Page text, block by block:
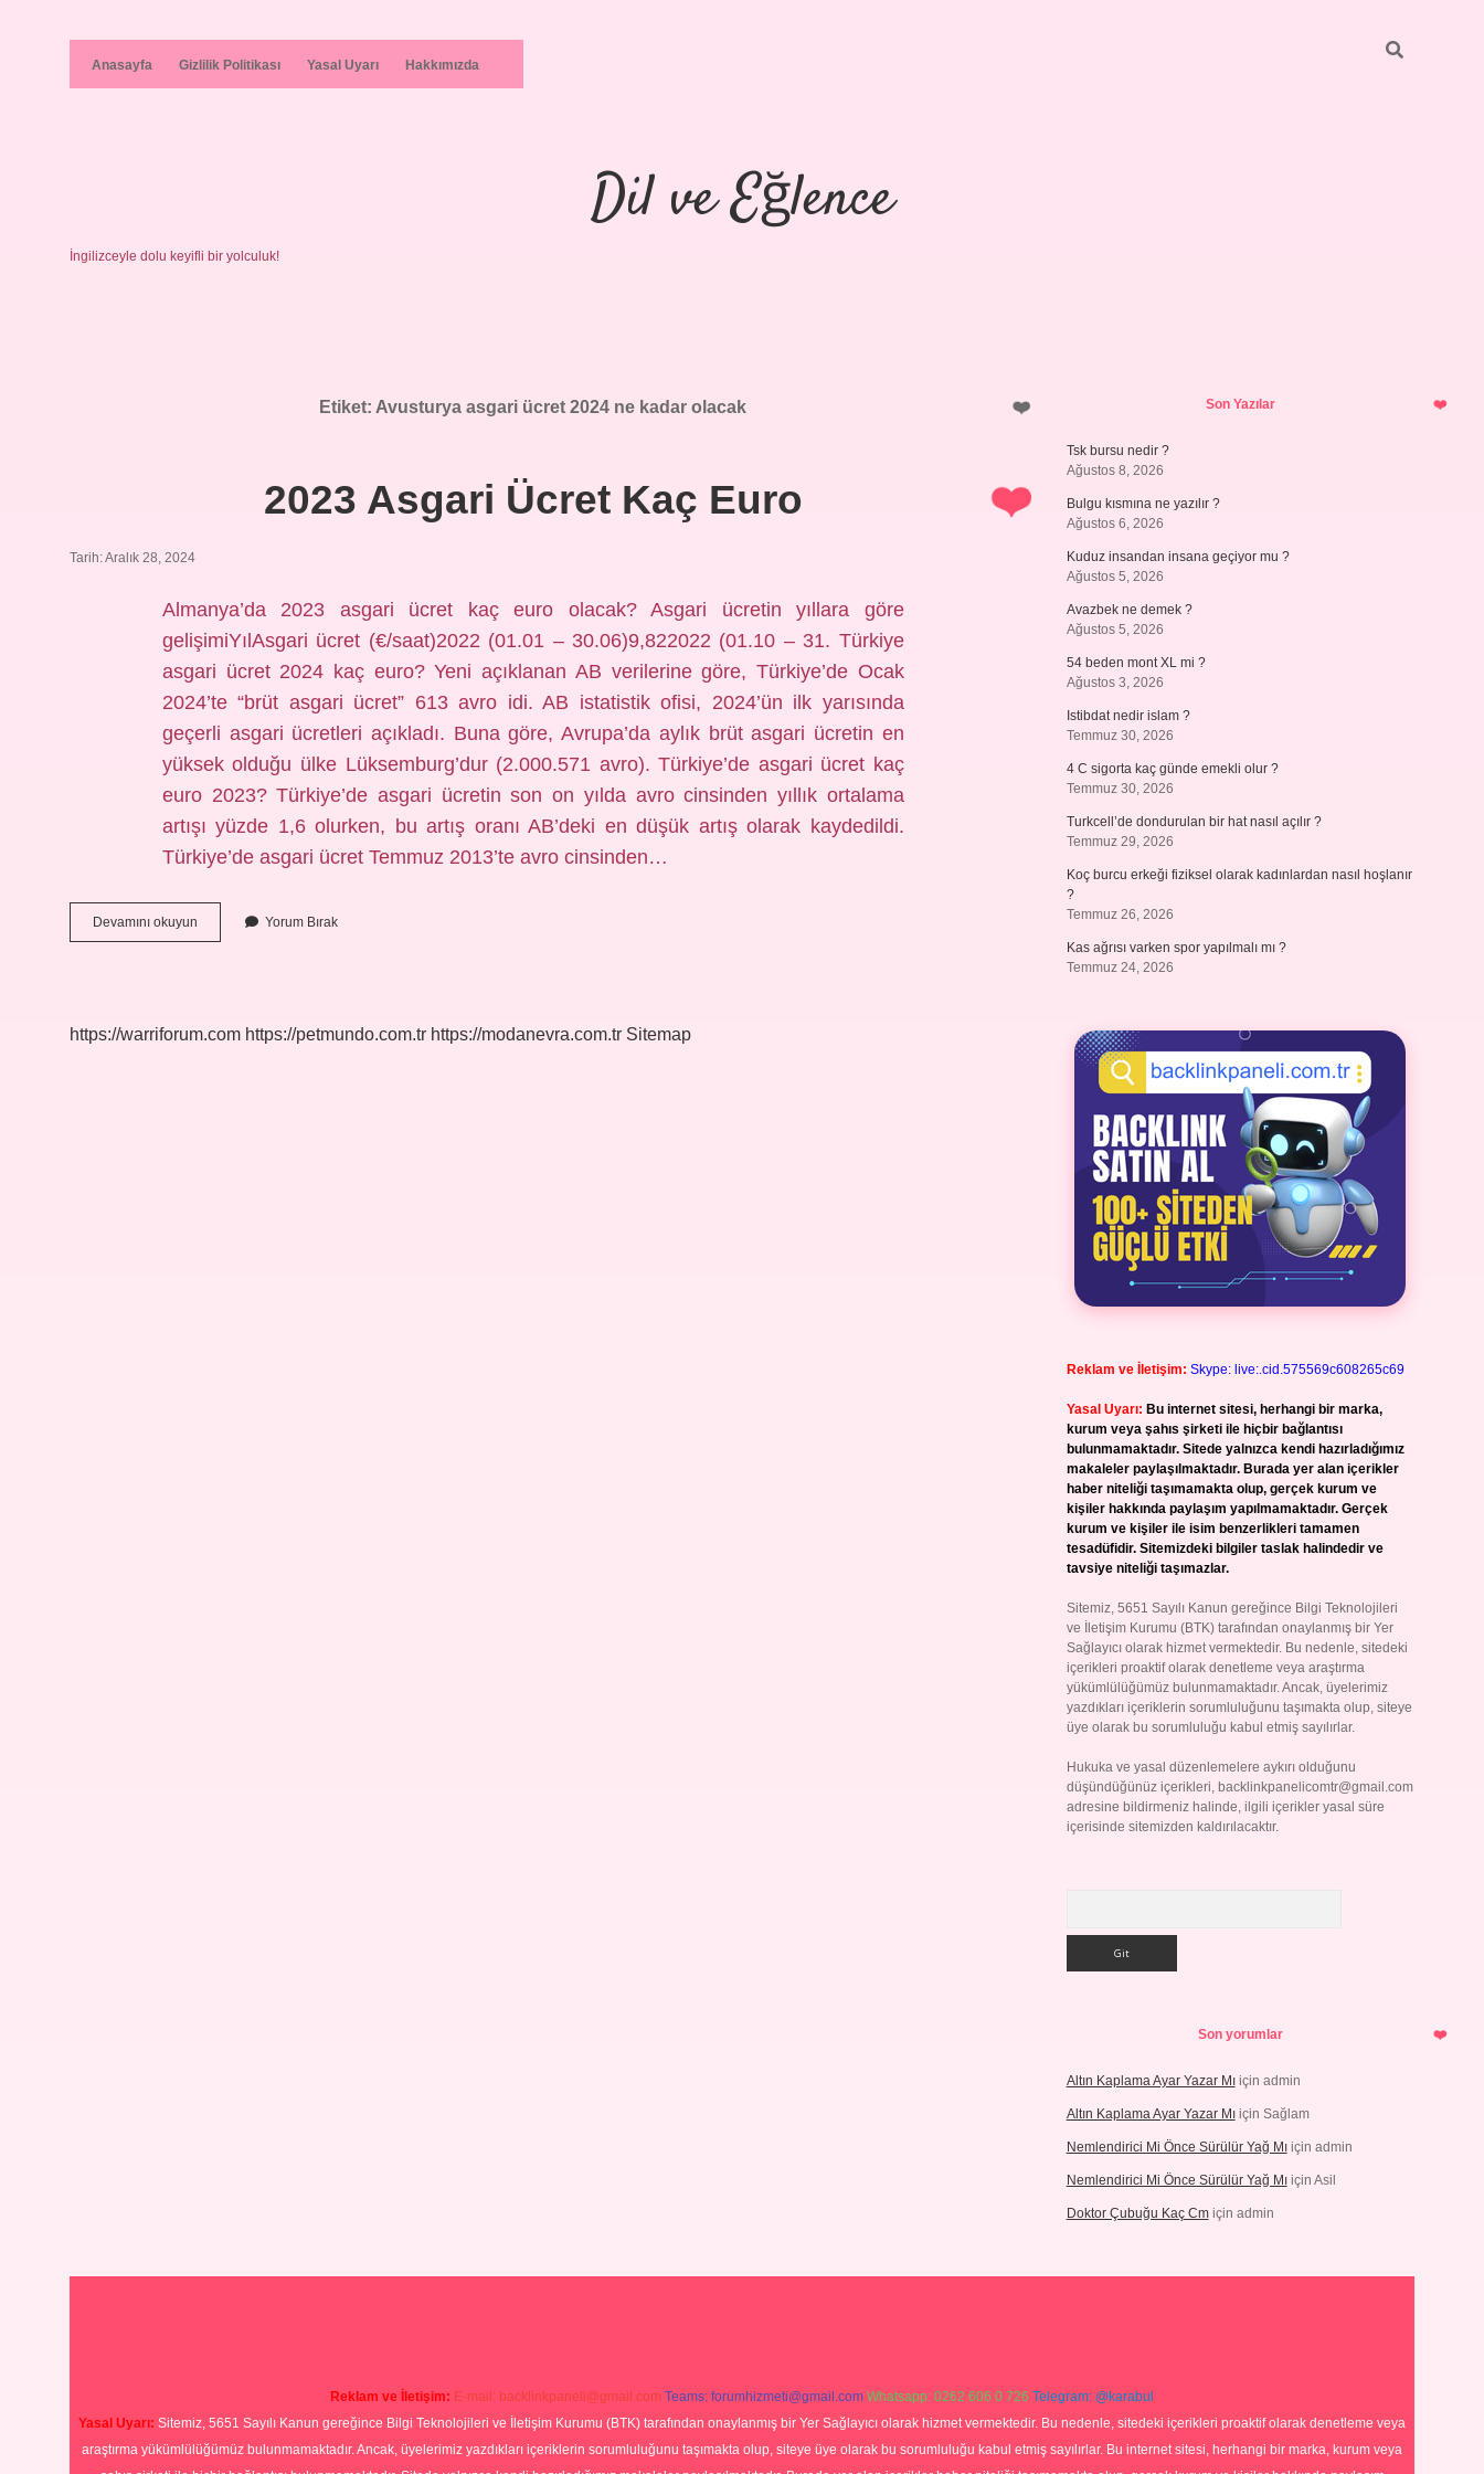
Anasayfa Gizlilik Politikası Yasal Uyarı Hakkımızda
Dil ve Eğlence
İngilizceyle dolu keyifli bir yolculuk!
Etiket: Avusturya asgari ücret 2024 ne kadar olacak
2023 Asgari Ücret Kaç Euro
Tarih: Aralık 28, 2024
Almanya’da 2023 asgari ücret kaç euro olacak? Asgari ücretin yıllara göre
gelişimiYılAsgari ücret (€/saat)2022 (01.01 – 30.06)9,822022 (01.10 – 31. Türkiye
asgari ücret 2024 kaç euro? Yeni açıklanan AB verilerine göre, Türkiye’de Ocak
2024’te “brüt asgari ücret” 613 avro idi. AB istatistik ofisi, 2024’ün ilk yarısında
geçerli asgari ücretleri açıkladı. Buna göre, Avrupa’da aylık brüt asgari ücretin en
yüksek olduğu ülke Lüksemburg’dur (2.000.571 avro). Türkiye’de asgari ücret kaç
euro 2023? Türkiye’de asgari ücretin son on yılda avro cinsinden yıllık ortalama
artışı yüzde 1,6 olurken, bu artış oranı AB’deki en düşük artış olarak kaydedildi.
Türkiye’de asgari ücret Temmuz 2013’te avro cinsinden…
Devamını okuyun
Asgari
Yorum Bırak
https://warriforum.com https://petmundo.com.tr https://modanevra.com.tr Sitemap
SidebarSon Yazılar
Tsk bursu nedir ?
Ağustos 8, 2026
Bulgu kısmına ne yazılır ?
Ağustos 6, 2026
Kuduz insandan insana geçiyor mu ?
Ağustos 5, 2026
Avazbek ne demek ?
Ağustos 5, 2026
54 beden mont XL mi ?
Ağustos 3, 2026
Istibdat nedir islam ?
Temmuz 30, 2026
4 C sigorta kaç günde emekli olur ?
Temmuz 30, 2026
Turkcell’de dondurulan bir hat nasıl açılır ?
Temmuz 29, 2026
Koç burcu erkeği fiziksel olarak kadınlardan nasıl hoşlanır
?
Temmuz 26, 2026
Kas ağrısı varken spor yapılmalı mı ?
Temmuz 24, 2026
Reklam ve İletişim: Skype: live:.cid.575569c608265c69
Yasal Uyarı: Bu internet sitesi, herhangi bir marka,
kurum veya şahıs şirketi ile hiçbir bağlantısı
bulunmamaktadır. Sitede yalnızca kendi hazırladığımız
makaleler paylaşılmaktadır. Burada yer alan içerikler
haber niteliği taşımamakta olup, gerçek kurum ve
kişiler hakkında paylaşım yapılmamaktadır. Gerçek
kurum ve kişiler ile isim benzerlikleri tamamen
tesadüfidir. Sitemizdeki bilgiler taslak halindedir ve
tavsiye niteliği taşımazlar.
Sitemiz, 5651 Sayılı Kanun gereğince Bilgi Teknolojileri
ve İletişim Kurumu (BTK) tarafından onaylanmış bir Yer
Sağlayıcı olarak hizmet vermektedir. Bu nedenle, sitedeki
içerikleri proaktif olarak denetleme veya araştırma
yükümlülüğümüz bulunmamaktadır. Ancak, üyelerimiz
yazdıkları içeriklerin sorumluluğunu taşımakta olup, siteye
üye olarak bu sorumluluğu kabul etmiş sayılırlar.
Hukuka ve yasal düzenlemelere aykırı olduğunu
düşündüğünüz içerikleri, backlinkpanelicomtr@gmail.com
adresine bildirmeniz halinde, ilgili içerikler yasal süre
içerisinde sitemizden kaldırılacaktır.
Son yorumlar
Altın Kaplama Ayar Yazar Mıiçin admin
Altın Kaplama Ayar Yazar Mıiçin Sağlam
Nemlendirici Mi Önce Sürülür Yağ Mıiçin admin
Nemlendirici Mi Önce Sürülür Yağ Mıiçin Asil
Doktor Çubuğu Kaç Cmiçin admin
Reklam ve İletişim: E-mail: backlinkpaneli@gmail.com Teams: forumhizmeti@gmail.com Whatsapp: 0262 606 0 726 Telegram: @karabul
Yasal Uyarı: Sitemiz, 5651 Sayılı Kanun gereğince Bilgi Teknolojileri ve İletişim Kurumu (BTK) tarafından onaylanmış bir Yer Sağlayıcı olarak hizmet vermektedir. Bu nedenle, sitedeki içerikleri proaktif olarak denetleme veya
araştırma yükümlülüğümüz bulunmamaktadır. Ancak, üyelerimiz yazdıkları içeriklerin sorumluluğunu taşımakta olup, siteye üye olarak bu sorumluluğu kabul etmiş sayılırlar. Bu internet sitesi, herhangi bir marka, kurum veya